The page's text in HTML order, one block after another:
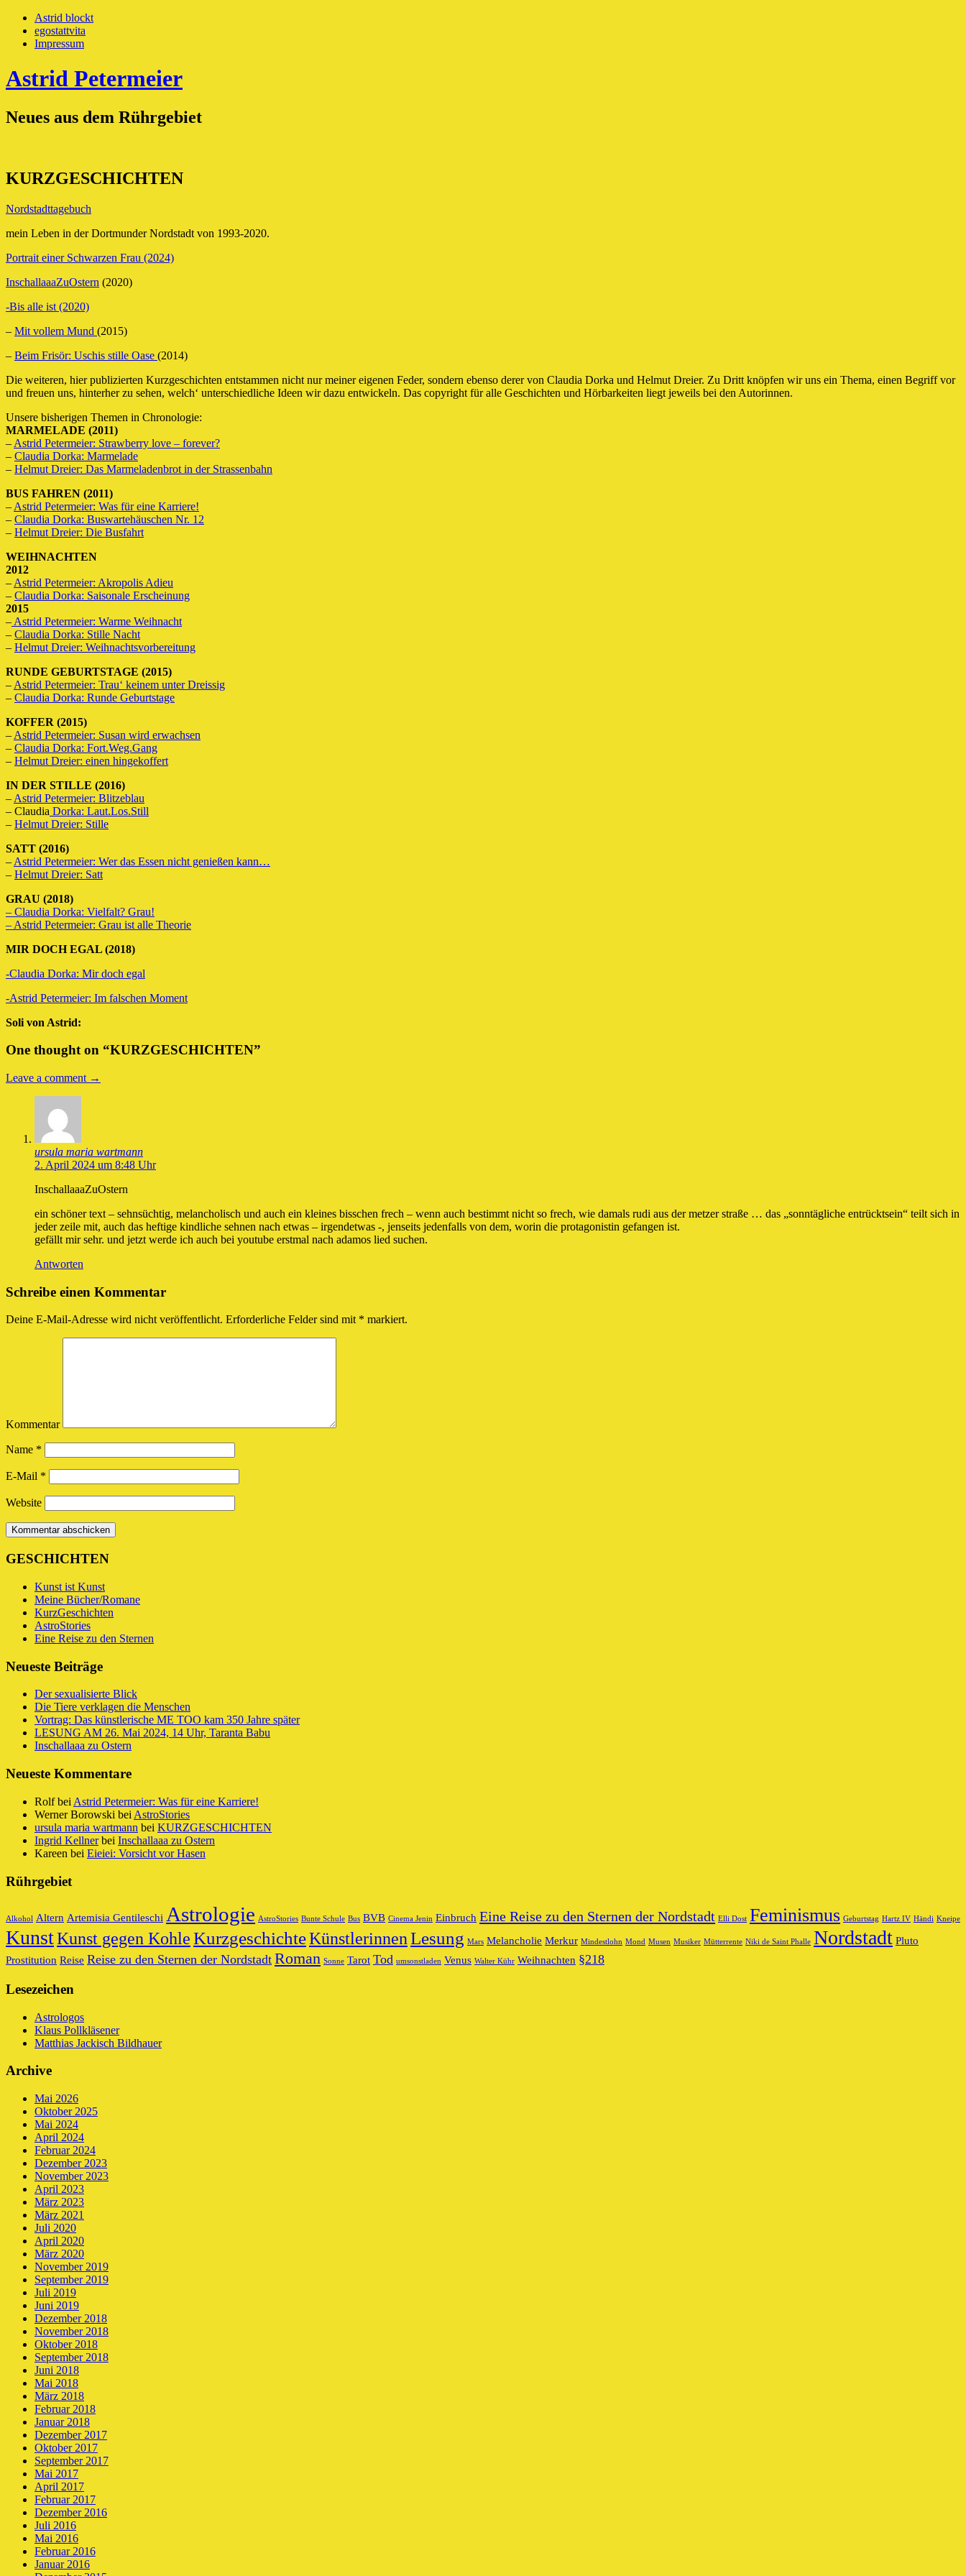
Astrid blockt
egostattvita
Impressum
Astrid Petermeier
Neues aus dem Rührgebiet
KURZGESCHICHTEN
Nordstadttagebuch
mein Leben in der Dortmunder Nordstadt von 1993-2020.
Portrait einer Schwarzen Frau (2024)
InschallaaaZuOstern (2020)
-Bis alle ist (2020)
– Mit vollem Mund (2015)
– Beim Frisör: Uschis stille Oase (2014)
Die weiteren, hier publizierten Kurzgeschichten entstammen nicht nur meiner eigenen Feder, sondern ebenso derer von Claudia Dorka und Helmut Dreier. Zu Dritt knöpfen wir uns ein Thema, einen Begriff vor
und freuen uns, hinterher zu sehen, welch‘ unterschiedliche Ideen wir dazu entwickeln. Das copyright für alle Geschichten und Hörbarkeiten liegt jeweils bei den Autorinnen.
Unsere bisherigen Themen in Chronologie:
MARMELADE (2011)
– Astrid Petermeier: Strawberry love – forever?
– Claudia Dorka: Marmelade
– Helmut Dreier: Das Marmeladenbrot in der Strassenbahn
BUS FAHREN (2011)
– Astrid Petermeier: Was für eine Karriere!
– Claudia Dorka: Buswartehäuschen Nr. 12
– Helmut Dreier: Die Busfahrt
WEIHNACHTEN
2012
– Astrid Petermeier: Akropolis Adieu
– Claudia Dorka: Saisonale Erscheinung
2015
– Astrid Petermeier: Warme Weihnacht
– Claudia Dorka: Stille Nacht
– Helmut Dreier: Weihnachtsvorbereitung
RUNDE GEBURTSTAGE (2015)
– Astrid Petermeier: Trau‘ keinem unter Dreissig
– Claudia Dorka: Runde Geburtstage
KOFFER (2015)
– Astrid Petermeier: Susan wird erwachsen
– Claudia Dorka: Fort.Weg.Gang
– Helmut Dreier: einen hingekoffert
IN DER STILLE (2016)
– Astrid Petermeier: Blitzeblau
– Claudia Dorka: Laut.Los.Still
– Helmut Dreier: Stille
SATT (2016)
– Astrid Petermeier: Wer das Essen nicht genießen kann…
– Helmut Dreier: Satt
GRAU (2018)
– Claudia Dorka: Vielfalt? Grau!
– Astrid Petermeier: Grau ist alle Theorie
MIR DOCH EGAL (2018)
-Claudia Dorka: Mir doch egal
-Astrid Petermeier: Im falschen Moment
Soli von Astrid:
One thought on “KURZGESCHICHTEN”
Leave a comment →
ursula maria wartmann
2. April 2024 um 8:48 Uhr
InschallaaaZuOstern
ein schöner text – sehnsüchtig, melancholisch und auch ein kleines bisschen frech – wenn auch bestimmt nicht so frech, wie damals rudi aus der metzer straße … das „sonntägliche entrücktsein“ teilt sich in
jeder zeile mit, auch das heftige kindliche sehnen nach etwas – irgendetwas -, jenseits jedenfalls von dem, worin die protagonistin gefangen ist.
gefällt mir sehr. und jetzt werde ich auch bei youtube erstmal nach adamos lied suchen.
Antworten
Schreibe einen Kommentar
Deine E-Mail-Adresse wird nicht veröffentlicht. Erforderliche Felder sind mit * markiert.
Kommentar
Name *
E-Mail *
Website
GESCHICHTEN
Kunst ist Kunst
Meine Bücher/Romane
KurzGeschichten
AstroStories
Eine Reise zu den Sternen
Neueste Beiträge
Der sexualisierte Blick
Die Tiere verklagen die Menschen
Vortrag: Das künstlerische ME TOO kam 350 Jahre später
LESUNG AM 26. Mai 2024, 14 Uhr, Taranta Babu
Inschallaaa zu Ostern
Neueste Kommentare
Rolfbei Astrid Petermeier: Was für eine Karriere!
Werner Borowski bei AstroStories
ursula maria wartmann bei KURZGESCHICHTEN
Ingrid Kellnerbei Inschallaaa zu Ostern
Kareen bei Eieiei: Vorsicht vor Hasen
Rührgebiet
Alkohol Altern Artemisia Gentileschi Astrologie AstroStories Bunte Schule Bus BVB Cinema Jenin Einbruch Eine Reise zu den Sternen der Nordstadt Elli Dost Feminismus Geburtstag Hartz IV Händi Kneipe
KunstKunst gegen KohleKurzgeschichteKünstlerinnenLesung Mars Melancholie Merkur Mindestlohn Mond Musen Musiker Mütterrente Niki de Saint Phalle Nordstadt Pluto
Prostitution Reise Reise zu den Sternen der Nordstadt Roman Sonne Tarot Tod umsonstladen Venus Walter Kühr Weihnachten §218
Lesezeichen
Astrologos
Klaus Pollkläsener
Matthias Jackisch Bildhauer
Archive
Mai 2026
Oktober 2025
Mai 2024
April 2024
Februar 2024
Dezember 2023
November 2023
April 2023
März 2023
März 2021
Juli 2020
April 2020
März 2020
November 2019
September 2019
Juli 2019
Juni 2019
Dezember 2018
November 2018
Oktober 2018
September 2018
Juni 2018
Mai 2018
März 2018
Februar 2018
Januar 2018
Dezember 2017
Oktober 2017
September 2017
Mai 2017
April 2017
Februar 2017
Dezember 2016
Juli 2016
Mai 2016
Februar 2016
Januar 2016